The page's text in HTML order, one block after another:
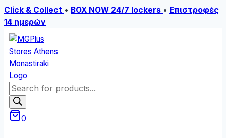
Click & Collect • BOX NOW 24/7 lockers • Επιστροφές
14 ημερών
Skip
to
content
Products
search
0